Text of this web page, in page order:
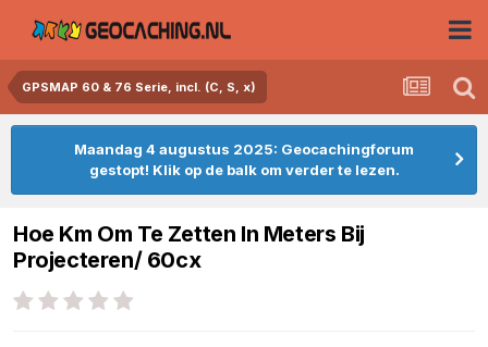
GPSMAP 60 & 76 Serie, incl. (C, S, x)
Maandag 4 augustus 2025: Geocachingforum
gestopt! Klik op de balk om verder te lezen.
Hoe Km Om Te Zetten In Meters Bij
Projecteren/ 60cx